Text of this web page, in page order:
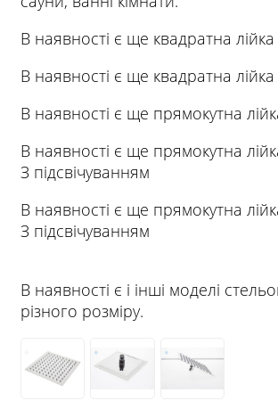
В наявності є ще квадратна
В наявності є ще квадратна
В наявності є ще прямокутна
В наявності є ще прямокутна
З підсвічуванням
В наявності є ще прямокутна
З підсвічуванням
В наявності є і інші моделі
різного розміру.